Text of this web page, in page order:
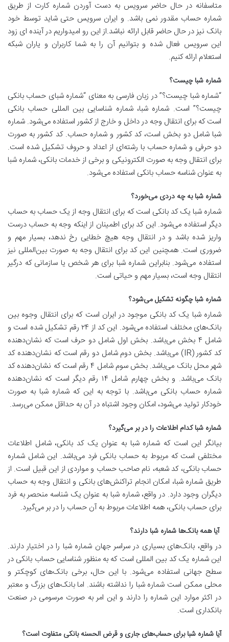
متاسفانه در حال حاضر سرویس به دست آوردن شماره کارت از طریق
شماره حساب مقدور نمی باشد. و ایران سرویس حتی شاید توسط خود
بانک نیز در حال حاضر قابل ارائه نباشد.از این رو امیدواریم در آینده ای زود
این سرویس فعال شده و بتوانیم آن را به شما کاربران و یاران شبکه
استعلام ارائه کنیم.
شماره شبا چیست؟
“شماره شبا چیست؟” در زبان فارسی به معنای “شماره شبای حساب بانکی
چیست؟” است. شماره شبا، شماره شناسایی بین المللی حساب بانکی
است که برای انتقال وجه در داخل و خارج از کشور استفاده می‌شود. شماره
شبا شامل دو بخش است، کد کشور و شماره حساب. کد کشور به صورت
دو حرفی و شماره حساب با رشته‌ای از اعداد و حروف تشکیل شده است.
برای انتقال وجه به صورت الکترونیکی و برخی از خدمات بانکی، شماره شبا
به عنوان شناسه حساب بانکی استفاده می‌شود.
شماره شبا به چه دردی می‌خورد؟
شماره شبا یک کد بانکی است که برای انتقال وجه از یک حساب به حساب
دیگر استفاده می‌شود. این کد برای اطمینان از اینکه وجه به حساب درست
واریز شده باشد و در انتقال وجه هیچ خطایی رخ ندهد، بسیار مهم و
ضروری است. همچنین این کد برای انتقال وجه به صورت بین‌المللی نیز
استفاده می‌شود. بنابراین شماره شبا برای هر شخص یا سازمانی که درگیر
انتقال وجه است، بسیار مهم و حیاتی است.
شماره شبا چگونه تشکیل می‌شود؟
شماره شبا یک کد بانکی موجود در ایران است که برای انتقال وجوه بین
بانک‌های مختلف استفاده می‌شود. این کد از ۲۴ رقم تشکیل شده است و
شامل ۴ بخش می‌باشد. بخش اول شامل دو حرف است که نشان‌دهنده
کد کشور (IR) می‌باشد. بخش دوم شامل دو رقم است که نشان‌دهنده کد
شهر محل بانک می‌باشد. بخش سوم شامل ۴ رقم است که نشان‌دهنده کد
بانک می‌باشد. و بخش چهارم شامل ۱۴ رقم دیگر است که نشان‌دهنده
شماره حساب بانکی می‌باشد. با توجه به این که شماره شبا به صورت
خودکار تولید می‌شود، امکان وجود اشتباه در آن به حداقل ممکن می‌رسد.
شماره شبا کدام اطلاعات را در بر می‌گیرد؟
بیانگر این است که شماره شبا به عنوان یک کد بانکی، شامل اطلاعات
مختلفی است که مربوط به حساب بانکی فرد می‌باشد. این شامل شماره
حساب بانکی، کد شعبه، نام صاحب حساب و مواردی از این قبیل است. از
طریق شماره شبا، امکان انجام تراکنش‌های بانکی و انتقال وجه به حساب
دیگران وجود دارد. در واقع، شماره شبا به عنوان یک شناسه منحصر به فرد
برای حساب بانکی، همه اطلاعات مربوط به آن حساب را در بر می‌گیرد.
آیا همه بانک‌ها شماره شبا دارند؟
در واقع، بانک‌های بسیاری در سراسر جهان شماره شبا را در اختیار دارند.
این شماره یک کد بین المللی است که به منظور شناسایی حساب بانکی در
سطح جهانی استفاده می‌شود. با این حال، برخی بانک‌های کوچکتر و
محلی ممکن است شماره شبا را نداشته باشند. اما بانک‌های بزرگ و معتبر
در اکثر موارد این شماره را دارند و این امر به صورت مرسومی در صنعت
بانکداری است.
آیا شماره شبا برای حساب‌های جاری و قرض الحسنه بانکی متفاوت است؟